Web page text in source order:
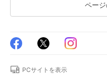
ペー
PCサイトを表示